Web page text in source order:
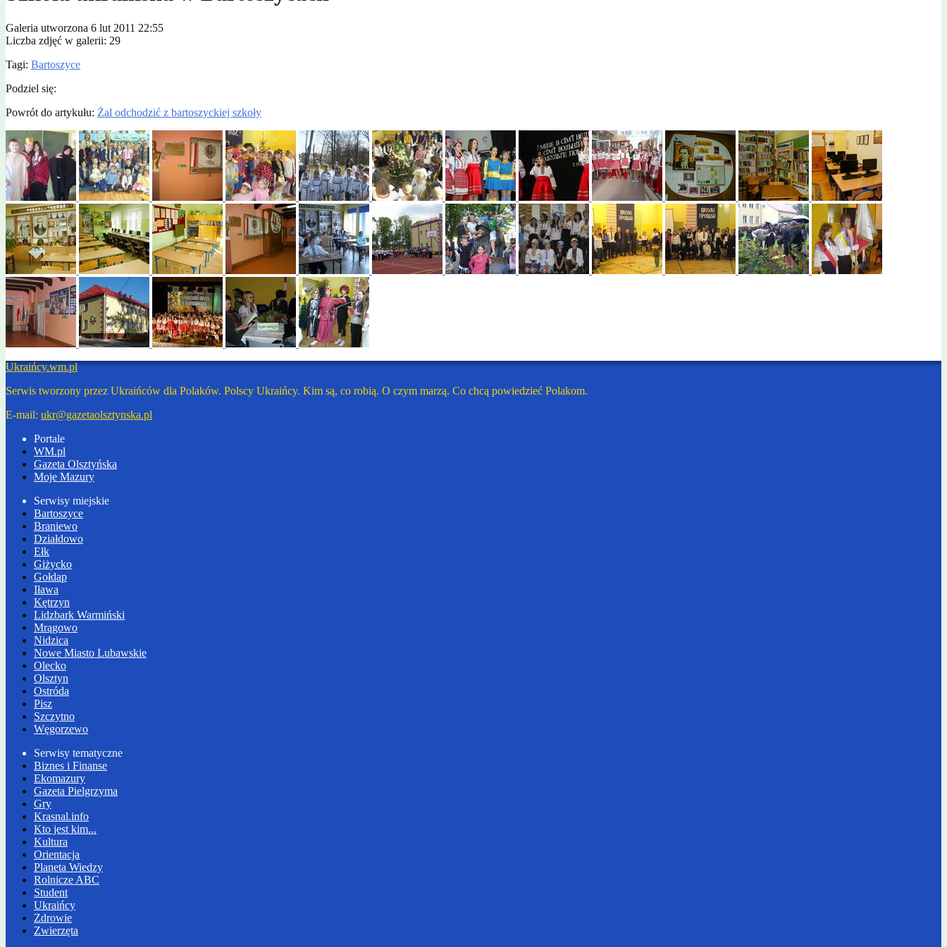
Galeria utworzona 6 lut 2011 22:55
Liczba zdjęć w galerii: 29
Tagi: Bartoszyce
Podziel się:
Powrót do artykułu: Żal odchodzić z bartoszyckiej szkoły
Ukraińcy.wm.pl
Serwis tworzony przez Ukraińców dla Polaków. Polscy Ukraińcy. Kim są, co robią. O czym marzą. Co chcą powiedzieć Polakom.
E-mail: ukr@gazetaolsztynska.pl
Portale
WM.pl
Gazeta Olsztyńska
Moje Mazury
Serwisy miejskie
Bartoszyce
Braniewo
Działdowo
Ełk
Giżycko
Gołdap
Iława
Kętrzyn
Lidzbark Warmiński
Mrągowo
Nidzica
Nowe Miasto Lubawskie
Olecko
Olsztyn
Ostróda
Pisz
Szczytno
Węgorzewo
Serwisy tematyczne
Biznes i Finanse
Ekomazury
Gazeta Pielgrzyma
Gry
Krasnal.info
Kto jest kim...
Kultura
Orientacja
Planeta Wiedzy
Rolnicze ABC
Student
Ukraińcy
Zdrowie
Zwierzęta